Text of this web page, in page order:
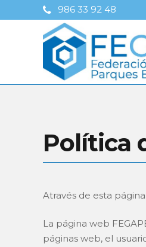
986 33 92 48
Política
Através de esta
La página web
páginas web, el